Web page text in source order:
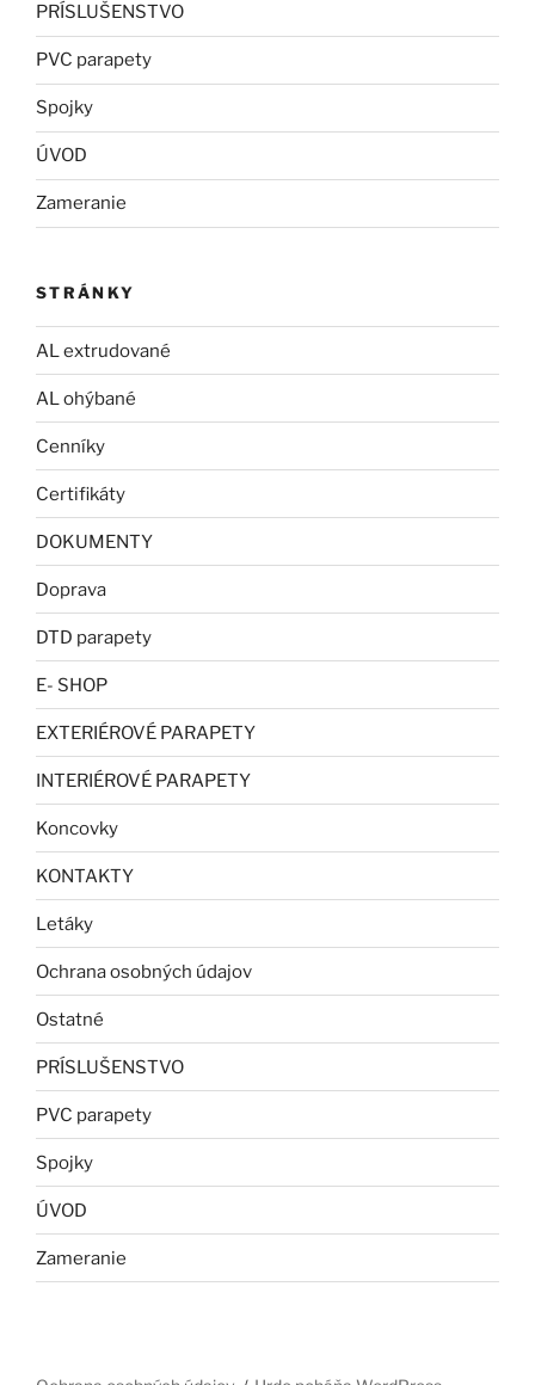
PRÍSLUŠENSTVO
PVC parapety
Spojky
ÚVOD
Zameranie
STRÁNKY
AL extrudované
AL ohýbané
Cenníky
Certifikáty
DOKUMENTY
Doprava
DTD parapety
E- SHOP
EXTERIÉROVÉ PARAPETY
INTERIÉROVÉ PARAPETY
Koncovky
KONTAKTY
Letáky
Ochrana osobných údajov
Ostatné
PRÍSLUŠENSTVO
PVC parapety
Spojky
ÚVOD
Zameranie